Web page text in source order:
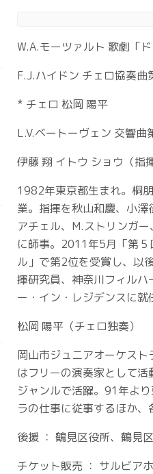
W.A.モーツァルト 歌劇「
F.J.ハイドン チェロ協奏曲
* チェロ 松岡 陽平
L.V.ベートーヴェン 交響
伊藤 翔 イトウ ショウ（指
1982年東京都生まれ。桐
業。指揮を秋山和慶、小
アチェル、M.ストリンガ
に師事。2011年5月「第
ル」で第2位を受賞し、以
揮研究員、神奈川フィル
ー・イン・レジデンスに就
松岡 陽平（チェロ独奏）
岡山市ジュニアオーケス
はフリーの演奏家として
ジャンルで活躍。91年よ
ラの仕事に従事するほか、
後援 ： 鶴見区役所、鶴見
チケット販売 ： サルビ